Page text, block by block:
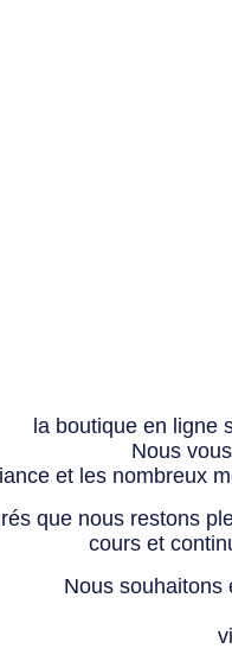
la boutique en ligne
Nous
et les nombreux
que nous restons
cours et
Nous souhaitons